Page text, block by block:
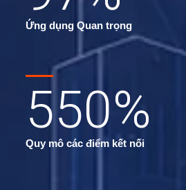
Ứng dụng Quan trọng
550%
Quy mô các điểm kết nối